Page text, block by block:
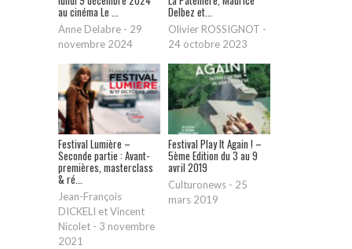
au cinéma Le ...
Anne Delabre - 29
novembre 2024
Delbez et...
Olivier ROSSIGNOT -
24 octobre 2023
Festival Lumière –
Seconde partie : Avant-
premières, masterclass
& ré...
Jean-François
DICKELI et Vincent
Nicolet - 3 novembre
2021
Festival Play It Again ! –
5ème Edition du 3 au 9
avril 2019
Culturonews - 25
mars 2019